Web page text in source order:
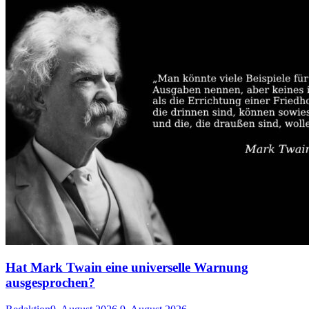
Hat Mark Twain eine universelle Warnung
ausgesprochen?